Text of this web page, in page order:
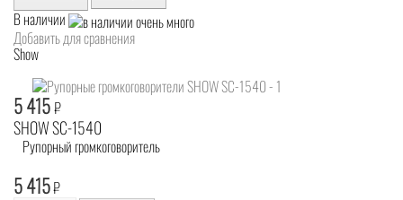
В наличии
Добавить для сравнения
Show
5 415₽
SHOW SC-1540
Рупорный громкоговоритель
5 415₽